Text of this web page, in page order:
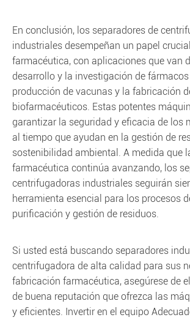
En conclusión, los separadores de
industriales desempeñan un papel
farmacéutica, con aplicaciones que van
desarrollo y la investigación de
producción de vacunas y la fabricación
biofarmacéuticos. Estas potentes
garantizar la seguridad y eficacia de los
al tiempo que ayudan en la gestión de
sostenibilidad ambiental. A medida que
farmacéutica continúa avanzando, los
centrifugadoras industriales seguirán
herramienta esencial para los procesos
purificación y gestión de residuos.
Si usted está buscando separadores
centrifugadora de alta calidad para sus
fabricación farmacéutica, asegúrese de
de buena reputación que ofrezca las
y eficientes. Invertir en el equipo